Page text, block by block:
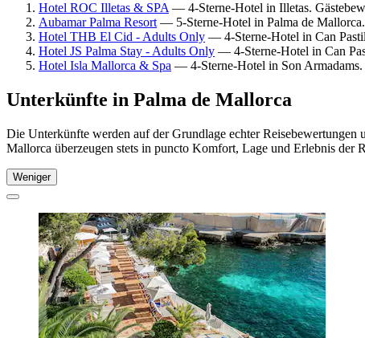
Hotel ROC Illetas & SPA — 4-Sterne-Hotel in Illetas.
Aubamar Palma Resort — 5-Sterne-Hotel in Palma de
Hotel THB El Cid - Adults Only — 4-Sterne-Hotel in Can
Hotel JS Palma Stay - Adults Only — 4-Sterne-Hotel in Can
Hotel Isla Mallorca & Spa — 4-Sterne-Hotel in Son
Unterkünfte in Palma de Mallorca
Die Unterkünfte werden auf der Grundlage echter
Mallorca überzeugen stets in puncto Komfort, Lage und Erlebnis der
Weniger